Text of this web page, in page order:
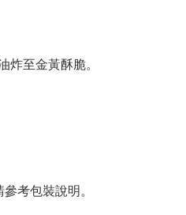
炸至金黃酥脆。
考包裝說明。